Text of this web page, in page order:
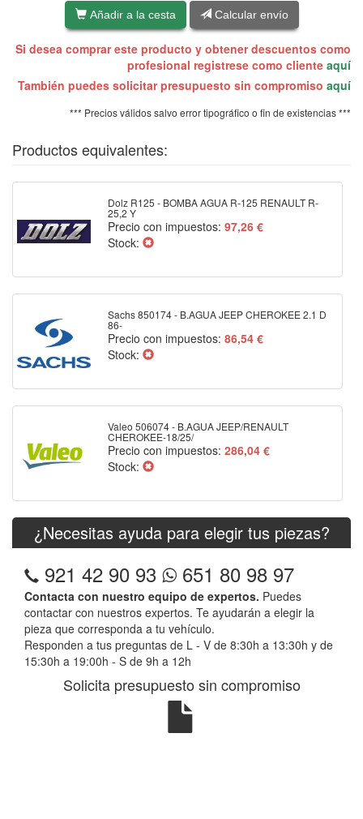
Añadir a la cesta Calcular envío
Si desea comprar este producto y obtener descuentos como
profesional registrese como cliente aquí
También puedes solicitar presupuesto sin compromiso aquí
*** Precios válidos salvo error tipográfico o fin de existencias ***
Productos equivalentes:
Dolz R125 - BOMBA AGUA R-125 RENAULT R-
25,2 Y
Precio con impuestos: 97,26 €
Stock:
Sachs 850174 - B.AGUA JEEP CHEROKEE 2.1 D
86-
Precio con impuestos: 86,54 €
Stock:
Valeo 506074 - B.AGUA JEEP/RENAULT
CHEROKEE-18/25/
Precio con impuestos: 286,04 €
Stock:
¿Necesitas ayuda para elegir tus piezas?
921 42 90 93 651 80 98 97
Contacta con nuestro equipo de expertos. Puedes
contactar con nuestros expertos. Te ayudarán a elegir la
pieza que corresponda a tu vehículo.
Responden a tus preguntas de L - V de 8:30h a 13:30h y de
15:30h a 19:00h - S de 9h a 12h
Solicita presupuesto sin compromiso